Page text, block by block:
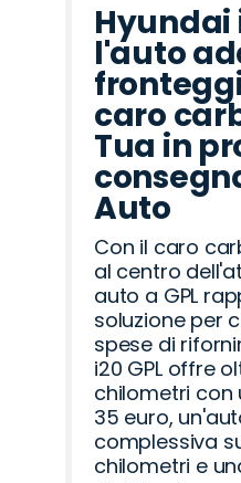
Hyundai
l'auto
caro
Tua in
Auto
Con il caro
al centro
auto a GPL
soluzione per
spese di
i20 GPL offre
chilometri con
35 euro,
complessiva
chilometri e